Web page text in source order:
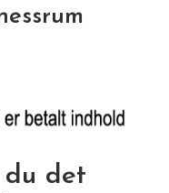
det